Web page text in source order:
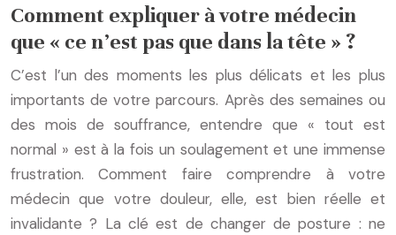
Comment expliquer à votre médecin
que « ce n’est pas que dans la tête » ?
C’est l’un des moments les plus délicats et les plus
importants de votre parcours. Après des semaines ou
des mois de souffrance, entendre que « tout est
normal » est à la fois un soulagement et une immense
frustration. Comment faire comprendre à votre
médecin que votre douleur, elle, est bien réelle et
invalidante ? La clé est de changer de posture : ne